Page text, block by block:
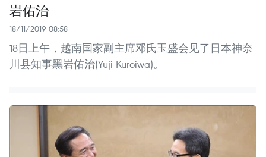
岩佑治
18/11/2019 08:58
18日上午，越南国家副主席邓氏玉盛会见了日本神奈
川县知事黑岩佑治(Yuji Kuroiwa)。